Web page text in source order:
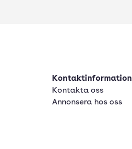
Kontaktinformation
Kontakta oss
Annonsera hos oss